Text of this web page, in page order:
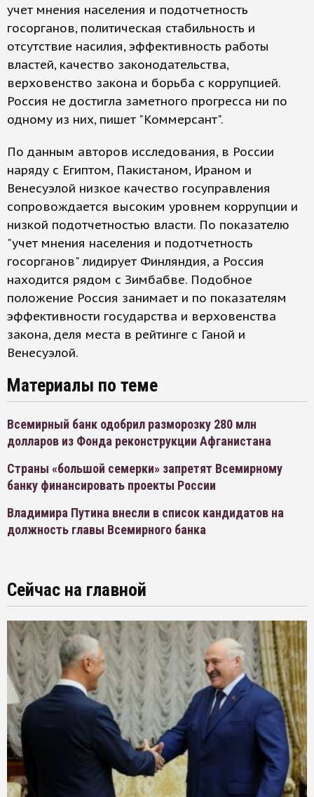
учет мнения населения и подотчетность
госорганов, политическая стабильность и
отсутствие насилия, эффективность работы
властей, качество законодательства,
верховенство закона и борьба с коррупцией.
Россия не достигла заметного прогресса ни по
одному из них, пишет "Коммерсант".
По данным авторов исследования, в России
наряду с Египтом, Пакистаном, Ираном и
Венесуэлой низкое качество госуправления
сопровождается высоким уровнем коррупции и
низкой подотчетностью власти. По показателю
"учет мнения населения и подотчетность
госорганов" лидирует Финляндия, а Россия
находится рядом с Зимбабве. Подобное
положение Россия занимает и по показателям
эффективности государства и верховенства
закона, деля места в рейтинге с Ганой и
Венесуэлой.
Материалы по теме
Всемирный банк одобрил разморозку 280 млн
долларов из Фонда реконструкции Афганистана
Страны «большой семерки» запретят Всемирному
банку финансировать проекты России
Владимира Путина внесли в список кандидатов на
должность главы Всемирного банка
Сейчас на главной